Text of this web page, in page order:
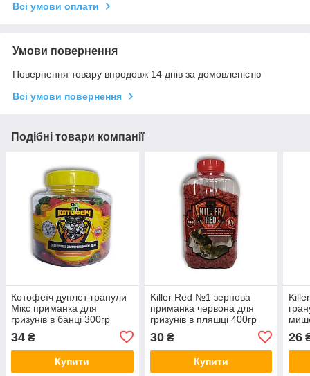
Всі умови оплати
Умови повернення
Повернення товару впродовж 14 днів за домовленістю
Всі умови повернення
Подібні товари компанії
Котофеїч дуплет-гранули
Мікс приманка для
гризунів в банці 300гр
34 ₴
Купити
Killer Red №1 зернова
приманка червона для
гризунів в пляшці 400гр
30₴
Купити
26